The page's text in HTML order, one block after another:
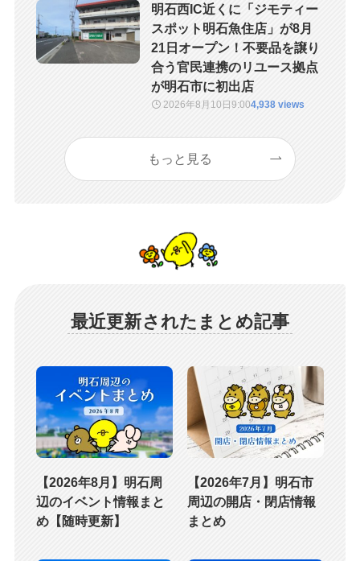
明石西IC近くに「ジモティー
スポット明石魚住店」が8月
21日オープン！不要品を譲り
合う官民連携のリユース拠点
が明石市に初出店
2026年8月10日9:004,938 views
もっと見る
最近更新されたまとめ記事
【2026年8月】明石周
辺のイベント情報まと
め【随時更新】
【2026年7月】明石市
周辺の開店・閉店情報
まとめ